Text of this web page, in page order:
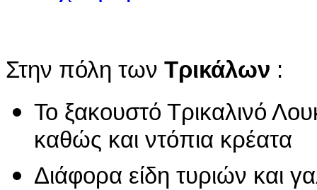
Στην πόλη των Τρικάλων :
Το ξακουστό Τρικαλινό
καθώς και ντόπια κρέατα
Διάφορα είδη τυριών και